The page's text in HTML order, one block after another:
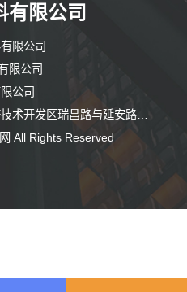
有限公司
限公司
限公司
公司
公司地址：河南省许昌市经济技术开发区瑞昌路与延安路交叉口向西200米路北008号许昌泷阳实业有限公司院内南侧厂房西部1栋101室
All Rights Reserved